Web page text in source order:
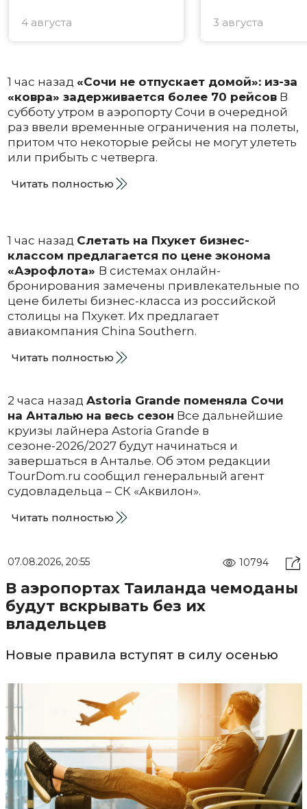
4 августа 3 августа
1 час назад «Сочи не отпускает домой»: из-за
«ковра» задерживается более 70 рейсовВ
субботу утром в аэропорту Сочи в очередной
раз ввели временные ограничения на полеты,
притом что некоторые рейсы не могут улететь
или прибыть с четверга.
Читать полностью
1 час назад Слетать на Пхукет бизнес-
классом предлагается по цене эконома
«Аэрофлота» В системах онлайн-
бронирования замечены привлекательные по
цене билеты бизнес-класса из российской
столицы на Пхукет. Их предлагает
авиакомпания China Southern.
Читать полностью
2 часа назад Astoria Grande поменяла Сочи
на Анталью на весь сезон Все дальнейшие
круизы лайнера Astoria Grande в
сезоне-2026/2027 будут начинаться и
завершаться в Анталье. Об этом редакции
TourDom.ru сообщил генеральный агент
судовладельца – СК «Аквилон».
Читать полностью
07.08.2026, 20:55 10794
В аэропортах Таиланда чемоданы
будут вскрывать без их
владельцев
Новые правила вступят в силу осенью